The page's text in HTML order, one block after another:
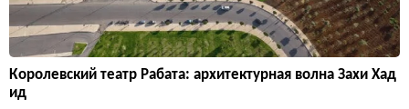
Королевский театр Рабата: архитектурная волна Захи Хад
ид